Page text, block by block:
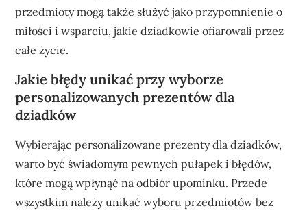
przedmioty mogą także służyć jako przypomnienie o
miłości i wsparciu, jakie dziadkowie ofiarowali przez
całe życie.
Jakie błędy unikać przy wyborze
personalizowanych prezentów dla
dziadków
Wybierając personalizowane prezenty dla dziadków,
warto być świadomym pewnych pułapek i błędów,
które mogą wpłynąć na odbiór upominku. Przede
wszystkim należy unikać wyboru przedmiotów bez